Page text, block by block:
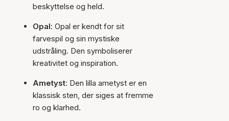
beskyttelse og held.
Opal: Opal er kendt for sit
farvespil og sin mystiske
udstråling. Den symboliserer
kreativitet og inspiration.
Ametyst: Den lilla ametyst er en
klassisk sten, der siges at fremme
ro og klarhed.